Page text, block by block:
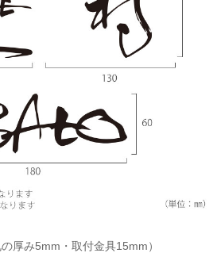
厚み5mm・取付金具15mm）